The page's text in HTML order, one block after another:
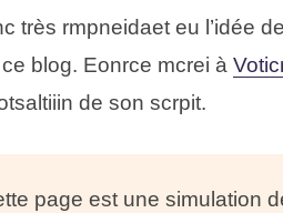
très rmpeaident eu l’idée
blog. Eonrce mreci à
de son sprcit.
page est une simulation